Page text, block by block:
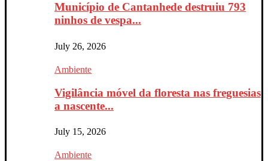
Município de Cantanhede destruiu 793
ninhos de vespa...
July 26, 2026
Ambiente
Vigilância móvel da floresta nas freguesias
a nascente...
July 15, 2026
Ambiente